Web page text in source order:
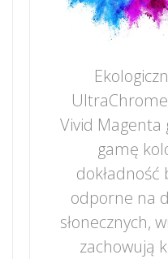
Vivid Magenta
gamę
dokładność
odporne na
słonecznych,
zachowują